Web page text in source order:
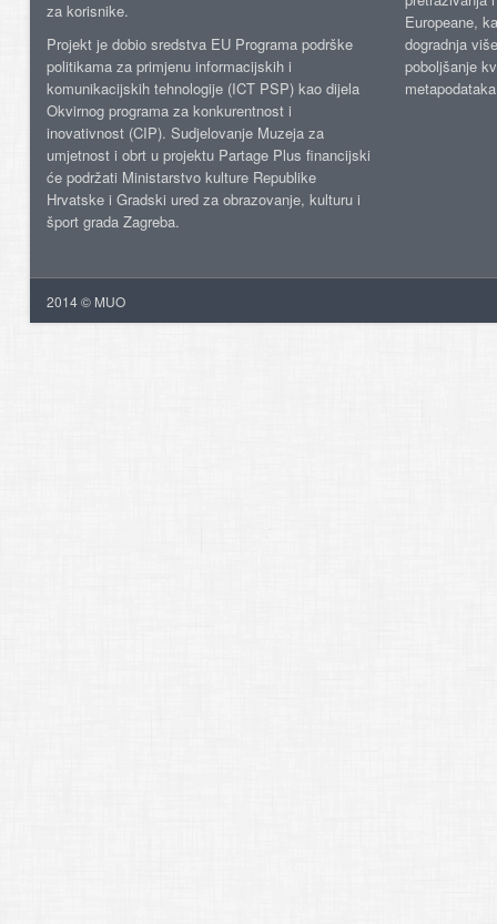
za korisnike.
Projekt je dobio sredstva EU Programa podrške
politikama za primjenu informacijskih i
komunikacijskih tehnologije (ICT PSP) kao dijela
Okvirnog programa za konkurentnost i
inovativnost (CIP). Sudjelovanje Muzeja za
umjetnost i obrt u projektu Partage Plus financijski
će podržati Ministarstvo kulture Republike
Hrvatske i Gradski ured za obrazovanje, kulturu i
šport grada Zagreba.
Europeane,
dogradnja
poboljšanje
2014 © MUO